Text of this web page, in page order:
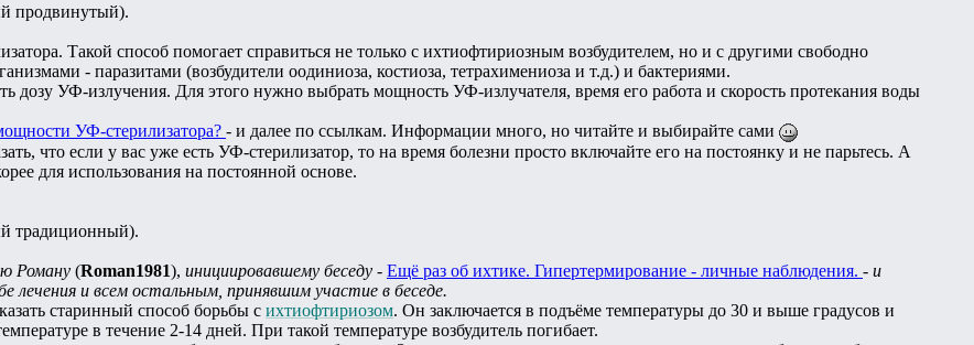
продвинутый).
Такой способ помогает справиться не только с ихтиофтириозным возбудителем, но и с другими свободно
- паразитами (возбудители оодиниоза, костиоза, тетрахимениоза и т.д.) и бактериями.
дозу УФ-излучения. Для этого нужно выбрать мощность УФ-излучателя, время его работа и скорость протекания воды
УФ-стерилизатора? - и далее по ссылкам. Информации много, но читайте и выбирайте сами
что если у вас уже есть УФ-стерилизатор, то на время болезни просто включайте его на постоянку и не парьтесь. А
для использования на постоянной основе.
традиционный).
Роману (Roman1981), инициировавшему беседу - Ещё раз об ихтике. Гипертермирование - личные наблюдения. - и
лечения и всем остальным, принявшим участие в беседе.
старинный способ борьбы с ихтиофтириозом. Он заключается в подъёме температуры до 30 и выше градусов и
в течение 2-14 дней. При такой температуре возбудитель погибает.